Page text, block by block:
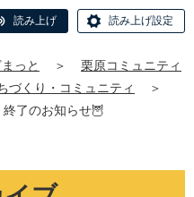
読み上げ 読み上げ設定
っと ＞
栗原コミュニティ
づくり・コミュニティ
＞
了のお知らせ🦉